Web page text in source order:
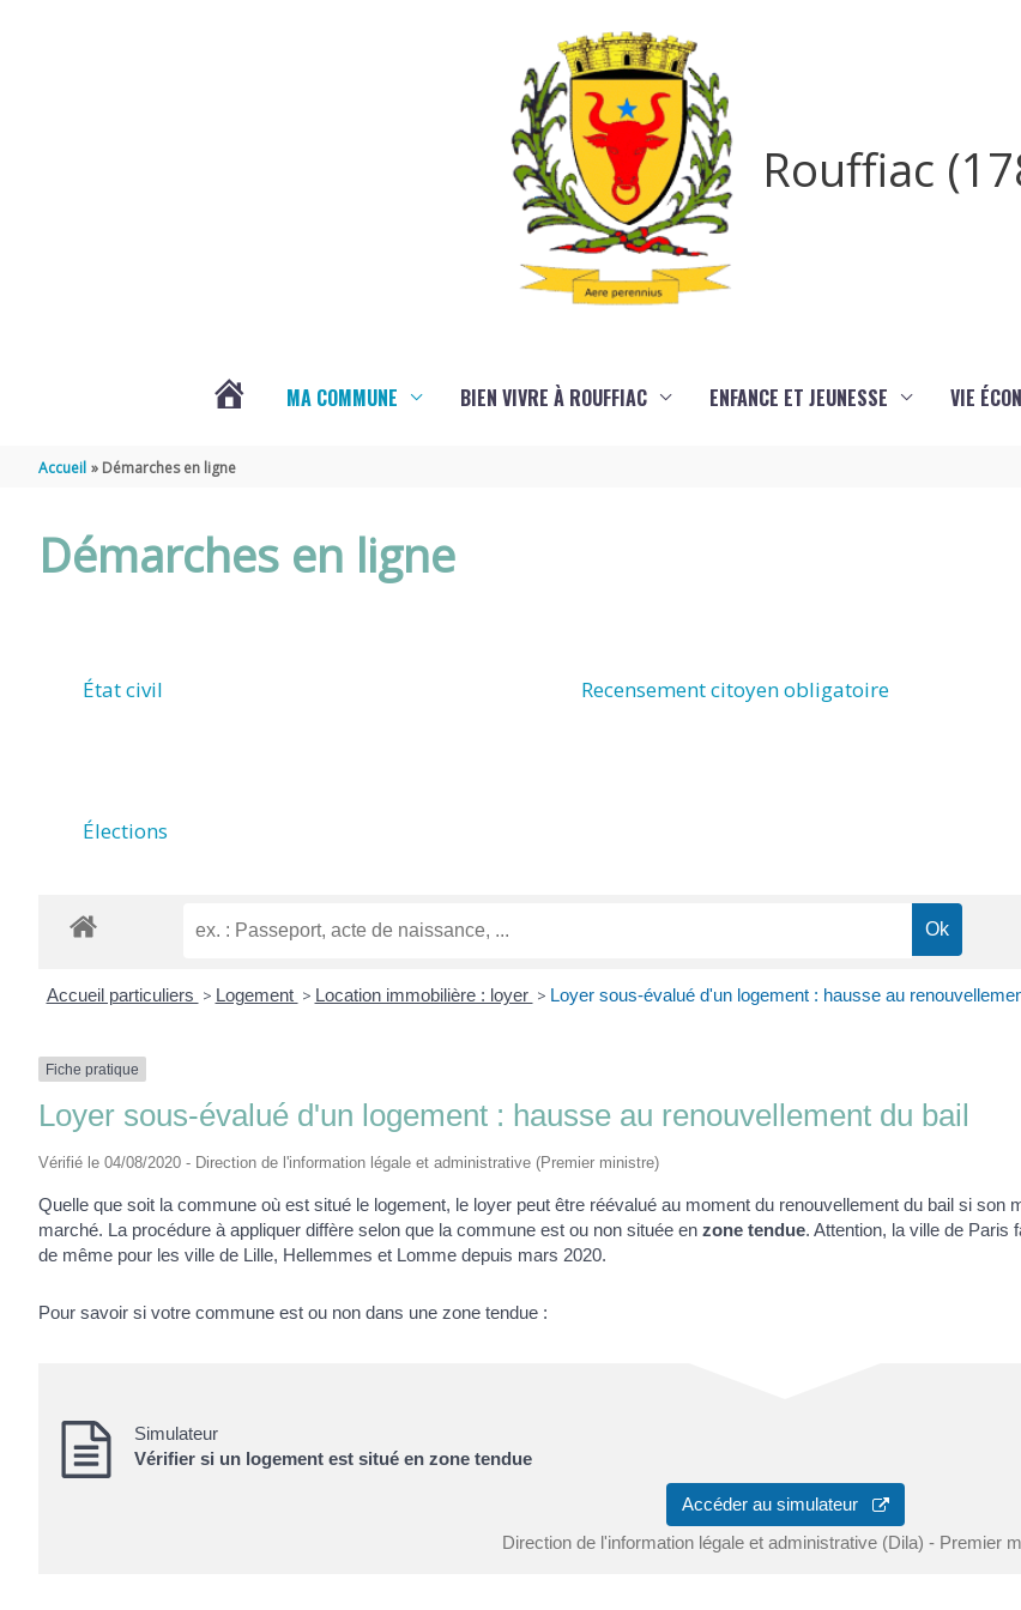
Rouffiac
MA COMMUNE BIEN VIVRE À ROUFFIAC ENFANCE ET JEUNESSE VIE
Accueil Démarches en ligne
Démarches en ligne
État civil Recensement citoyen obligatoire
Élections
Accueil particuliers > Logement > Location immobilière : loyer > Loyer sous-évalué d'un logement : hausse au
Fiche pratique
Loyer sous-évalué d'un logement : hausse au renouvellement du bail
Vérifié le 04/08/2020 - Direction de l'information légale et administrative (Premier ministre)
Quelle que soit la commune où est situé le logement, le loyer peut être réévalué au moment du renouvellement du bail si
marché. La procédure à appliquer diffère selon que la commune est ou non située en zone tendue. Attention, la ville de Paris
de même pour les ville de Lille, Hellemmes et Lomme depuis mars 2020.
Pour savoir si votre commune est ou non dans une zone tendue :
Simulateur
Vérifier si un logement est situé en zone tendue
Accéder au simulateur
Direction de l'information légale et administrative (Dila) - Premier